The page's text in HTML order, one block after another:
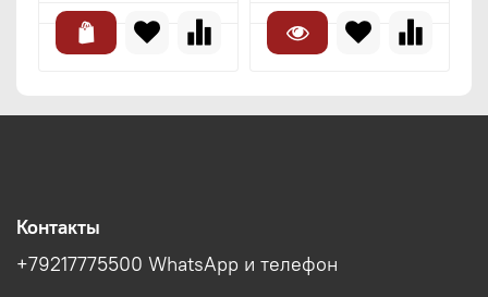
Контакты
+79217775500 WhatsApp и телефон